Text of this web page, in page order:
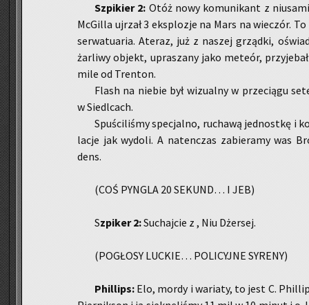
Szpi­kier 2: Otóż nowy ko­mu­ni­kant z
McGil­la uj­rzał 3 eks­plo­zje na Mars na wie­czór.
ser­wa­tu­aria. Ate­raz, już z na­szej grząd­ki,
żar­li­wy ob­jekt, upra­sza­ny jako me­te­ór,
mile od Tren­ton.
Flash na nie­bie był wi­zu­al­ny w prze­cią­gu
w Sie­dl­cach.
Spu­ści­li­śmy spe­cjal­no, ru­cha­wą jed­nost­kę i
la­cje jak wy­do­li. A na­ten­czas za­bie­ra­my was
dens.
(COŚ PYN­GLA 20 SE­KUND… I JEB)
Szpi­ker 2:Su­chaj­cie z , Niu Dżer­sej.
(PO­GŁO­SY LUC­KIE… PO­LI­CYJ­NE SY­RE­NY)
Phil­lips: Elo, mordy i wa­ria­ty, to jest C.